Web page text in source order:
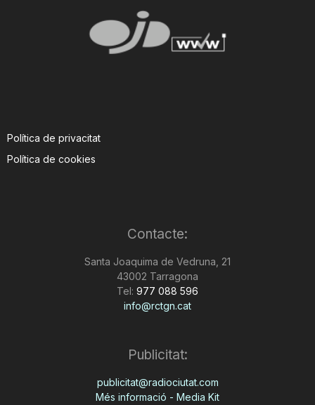
Política de privacitat
Política de cookies
Contacte:
Santa Joaquima de Vedruna, 21
43002 Tarragona
Tel: 977 088 596
info@rctgn.cat
Publicitat:
publicitat@radiociutat.com
Més informació - Media Kit